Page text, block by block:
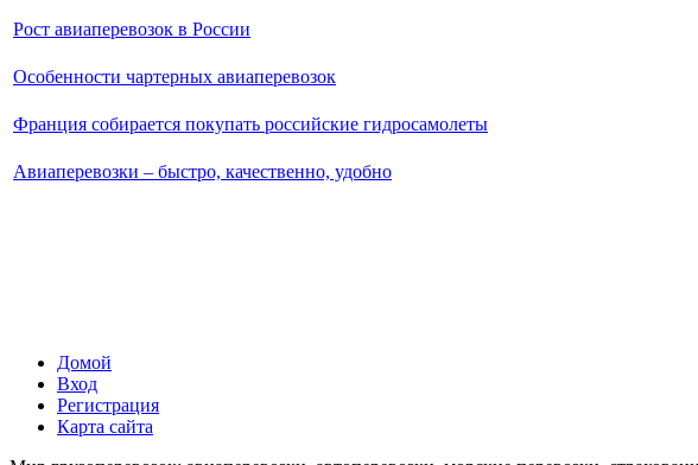
Рост авиаперевозок в России
Особенности чартерных авиаперевозок
Франция собирается покупать российские гидросамолеты
Авиаперевозки – быстро, качественно, удобно
Домой
Вход
Регистрация
Карта сайта